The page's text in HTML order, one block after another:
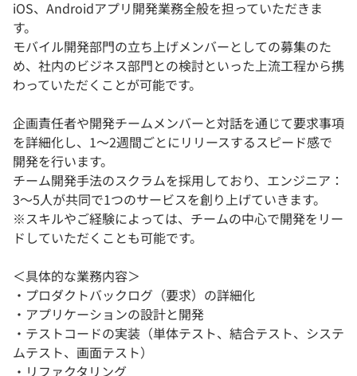
iOS、Androidアプリ開発業務全般を担っていただきま
す。
モバイル開発部門の立ち上げメンバーとしての募集のた
め、社内のビジネス部門との検討といった上流工程から携
わっていただくことが可能です。
企画責任者や開発チームメンバーと対話を通じて要求事項
を詳細化し、1～2週間ごとにリリースするスピード感で
開発を行います。
チーム開発手法のスクラムを採用しており、エンジニア：
3～5人が共同で1つのサービスを創り上げていきます。
※スキルやご経験によっては、チームの中心で開発をリー
ドしていただくことも可能です。
＜具体的な業務内容＞
・プロダクトバックログ（要求）の詳細化
・アプリケーションの設計と開発
・テストコードの実装（単体テスト、結合テスト、システ
ムテスト、画面テスト）
・リファクタリング